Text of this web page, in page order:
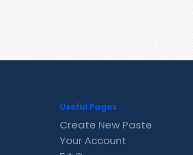
Useful Pages
Create New Paste
Your Account